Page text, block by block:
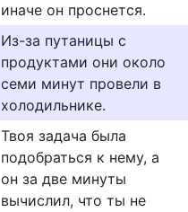
иначе он проснется.
Из-за путаницы с
продуктами они около
семи минут провели в
холодильнике.
Твоя задача была
подобраться к нему, а
он за две минуты
вычислил, что ты не